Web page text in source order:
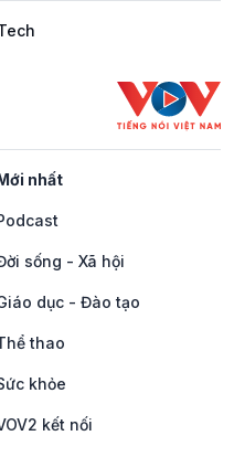
nhất
sống - Xã hội
dục - Đào tạo
thao
khỏe
kết nối